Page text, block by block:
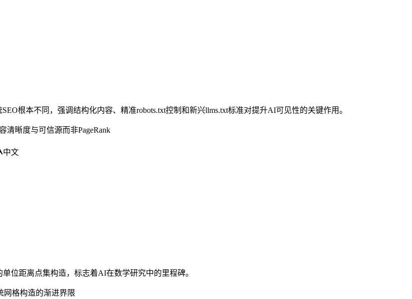
根本不同，强调结构化内容、精准robots.txt控制和新兴llms.txt标准对提升AI可见性的关键作用。
清晰度与可信源而非PageRank
中文
位距离点集构造，标志着AI在数学研究中的里程碑。
网格构造的渐进界限